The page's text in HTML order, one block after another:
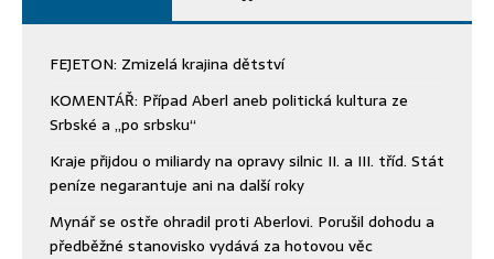
FEJETON: Zmizelá krajina dětství
KOMENTÁŘ: Případ Aberl aneb politická kultura ze
Srbské a „po srbsku“
Kraje přijdou o miliardy na opravy silnic II. a III. tříd. Stát
peníze negarantuje ani na další roky
Mynář se ostře ohradil proti Aberlovi. Porušil dohodu a
předběžné stanovisko vydává za hotovou věc